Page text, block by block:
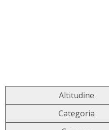
Altitudine
Categoria